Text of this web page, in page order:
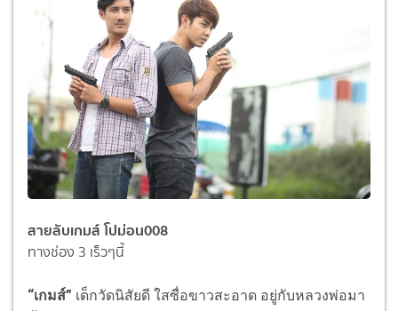
สายลับเกมส์ โปม่อน008
ทางช่อง 3 เร็วๆนี้
“เกมส์” เด็กวัดนิสัยดี ใสซื่อขาวสะอาด อยู่กับหลวงพ่อมา